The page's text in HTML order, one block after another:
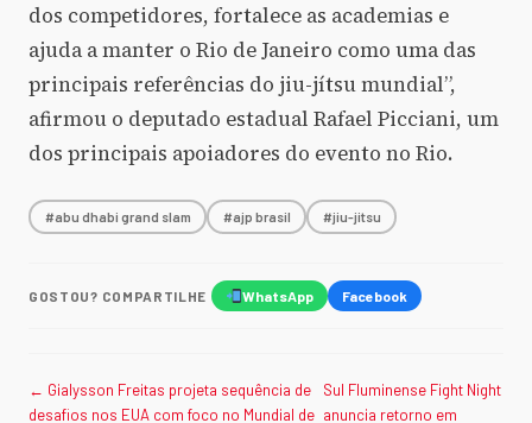
dos competidores, fortalece as academias e
ajuda a manter o Rio de Janeiro como uma das
principais referências do jiu-jítsu mundial”,
afirmou o deputado estadual Rafael Picciani, um
dos principais apoiadores do evento no Rio.
#abu dhabi grand slam #ajp brasil #jiu-jitsu
GOSTOU? COMPARTILHE WhatsApp Facebook
← Gialysson Freitas projeta sequência de
desafios nos EUA com foco no Mundial de
Sul Fluminense Fight Night
anuncia retorno em